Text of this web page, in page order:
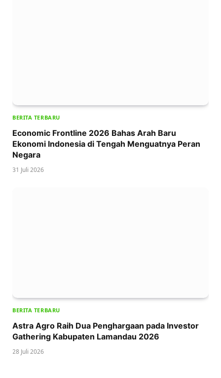
BERITA TERBARU
Economic Frontline 2026 Bahas Arah Baru
Ekonomi Indonesia di Tengah Menguatnya Peran
Negara
31 Juli 2026
BERITA TERBARU
Astra Agro Raih Dua Penghargaan pada Investor
Gathering Kabupaten Lamandau 2026
28 Juli 2026